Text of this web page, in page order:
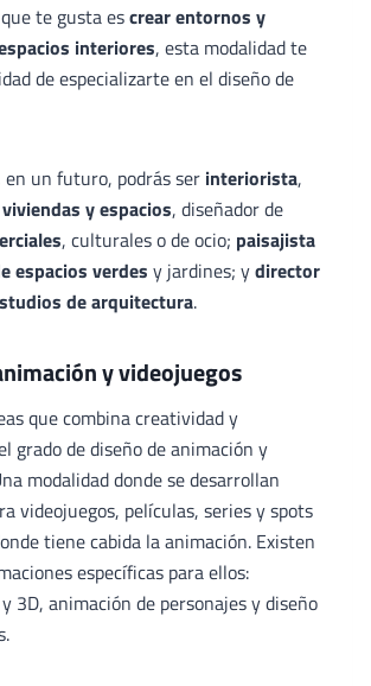
te gusta escrear entornos y
interiores, esta modalidad te
de especializarte en el diseño de
en un futuro, podrás ser interiorista,
y espacios, diseñador de
, culturales o de ocio; paisajista
espacios verdes y jardines; ydirector
de arquitectura.
y videojuegos
que combina creatividad y
grado de diseño de animación y
modalidad donde se desarrollan
videojuegos, películas, series y spots
tiene cabida la animación. Existen
específicas para ellos:
3D, animación de personajes y diseño